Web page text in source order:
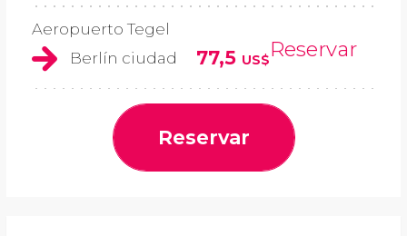
Aeropuerto Tegel
Berlín ciudad
77,5 US$Reservar
Reservar